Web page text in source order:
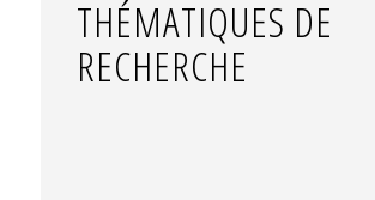
THÉMATIQUES DE
RECHERCHE